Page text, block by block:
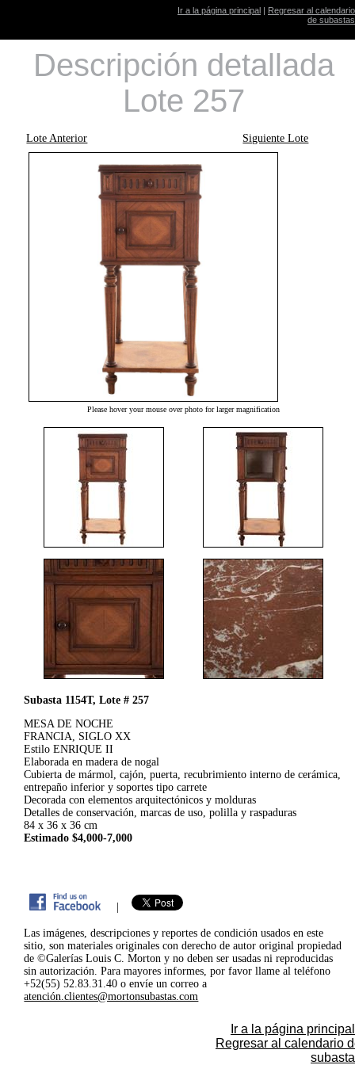
Ir a la página principal | Regresar al calendario
de subastas
Descripción detallada
Lote 257
Lote Anterior Siguiente Lote
Please hover your mouse over photo for larger magnification
Subasta 1154T, Lote # 257
MESA DE NOCHE
FRANCIA, SIGLO XX
Estilo ENRIQUE II
Elaborada en madera de nogal
Cubierta de mármol, cajón, puerta, recubrimiento interno de cerámica,
entrepaño inferior y soportes tipo carrete
Decorada con elementos arquitectónicos y molduras
Detalles de conservación, marcas de uso, polilla y raspaduras
84 x 36 x 36 cm
Estimado $4,000-7,000
|
Las imágenes, descripciones y reportes de condición usados en este
sitio, son materiales originales con derecho de autor original propiedad
de ©Galerías Louis C. Morton y no deben ser usadas ni reproducidas
sin autorización. Para mayores informes, por favor llame al teléfono
+52(55) 52.83.31.40 o envíe un correo a
atención.clientes@mortonsubastas.com
Ir a la página principal
Regresar al calendario